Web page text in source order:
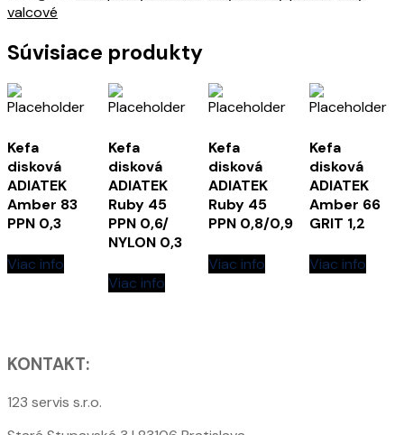
valcové
Súvisiace produkty
Kefa
disková
ADIATEK
Amber 83
PPN 0,3
Viac info
Kefa
disková
ADIATEK
Ruby 45
PPN 0,6/
NYLON 0,3
Viac info
Kefa
disková
ADIATEK
Ruby 45
PPN 0,8/0,9
Viac info
Kefa
disková
ADIATEK
Amber 66
GRIT 1,2
Viac info
KONTAKT:
123 servis s.r.o.